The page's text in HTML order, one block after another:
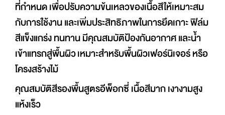
ที่กำหนด เพื่อปรับความข้นเหลวของเนื้อสีให้เหมาะสม
กับการใช้งาน และเพิ่มประสิทธิภาพในการยึดเกาะ ฟิล์ม
สีแข็งแกร่ง ทนทาน มีคุณสมบัติป้องกันอากาศ และน้ำ
เข้าแทรกสู่พื้นผิว เหมาะสำหรับพื้นผิวเฟอร์นิเจอร์ หรือ
โครงสร้างไม้
คุณสมบัติสีรองพื้นสูตรอีพ็อกซี่ เนื้อสีมาก เงางามสูง
แห้งเร็ว